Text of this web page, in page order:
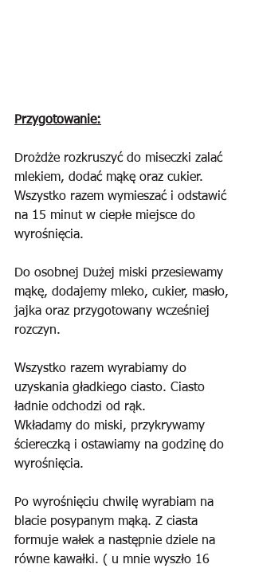
Przygotowanie:
Drożdże rozkruszyć do miseczki zalać
mlekiem, dodać mąkę oraz cukier.
Wszystko razem wymieszać i odstawić
na 15 minut w ciepłe miejsce do
wyrośnięcia.
Do osobnej Dużej miski przesiewamy
mąkę, dodajemy mleko, cukier, masło,
jajka oraz przygotowany wcześniej
rozczyn.
Wszystko razem wyrabiamy do
uzyskania gładkiego ciasto. Ciasto
ładnie odchodzi od rąk.
Wkładamy do miski, przykrywamy
ściereczką i ostawiamy na godzinę do
wyrośnięcia.
Po wyrośnięciu chwilę wyrabiam na
blacie posypanym mąką. Z ciasta
formuje wałek a następnie dziele na
równe kawałki. ( u mnie wyszło 16